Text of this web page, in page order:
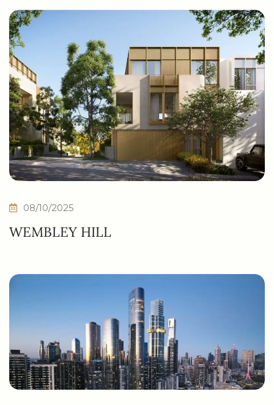
08/10/2025
WEMBLEY HILL